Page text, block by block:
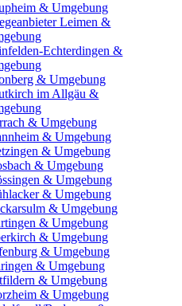
& Umgebung
Leimen &
Echterdingen &
& Umgebung
im Allgäu &
& Umgebung
& Umgebung
& Umgebung
& Umgebung
& Umgebung
& Umgebung
& Umgebung
& Umgebung
& Umgebung
& Umgebung
& Umgebung
& Umgebung
& Umgebung